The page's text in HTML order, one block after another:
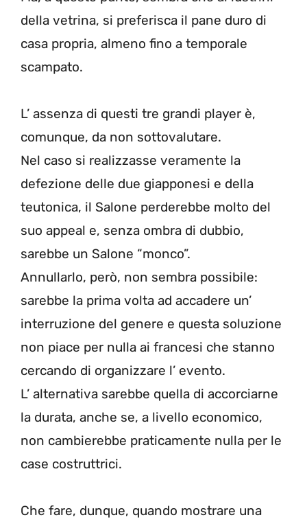
della vetrina, si preferisca il pane duro di
casa propria, almeno fino a temporale
scampato.
L’ assenza di questi tre grandi player è,
comunque, da non sottovalutare.
Nel caso si realizzasse veramente la
defezione delle due giapponesi e della
teutonica, il Salone perderebbe molto del
suo appeal e, senza ombra di dubbio,
sarebbe un Salone “monco”.
Annullarlo, però, non sembra possibile:
sarebbe la prima volta ad accadere un’
interruzione del genere e questa soluzione
non piace per nulla ai francesi che stanno
cercando di organizzare l’ evento.
L’ alternativa sarebbe quella di accorciarne
la durata, anche se, a livello economico,
non cambierebbe praticamente nulla per le
case costruttrici.
Che fare, dunque, quando mostrare una